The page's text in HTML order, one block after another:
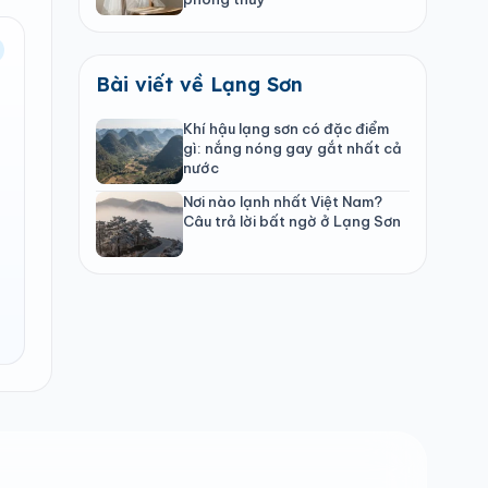
Bài viết về Lạng Sơn
Khí hậu lạng sơn có đặc điểm
gì: nắng nóng gay gắt nhất cả
nước
Nơi nào lạnh nhất Việt Nam?
Câu trả lời bất ngờ ở Lạng Sơn